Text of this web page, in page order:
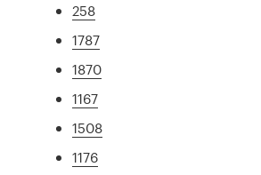
258
1787
1870
1167
1508
1176